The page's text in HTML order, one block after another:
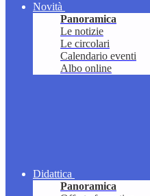
Novità
Panoramica
Le notizie
Le circolari
Calendario eventi
Albo online
Didattica
Panoramica